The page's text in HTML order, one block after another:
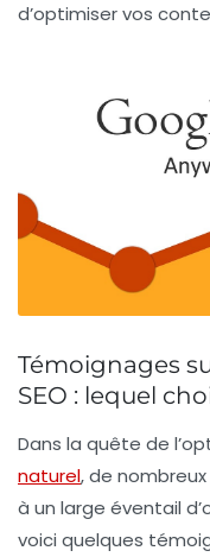
d’optimiser vos
Témoignages
SEO : lequel
Dans la quête de
naturel, de
à un large éventail
voici quelques